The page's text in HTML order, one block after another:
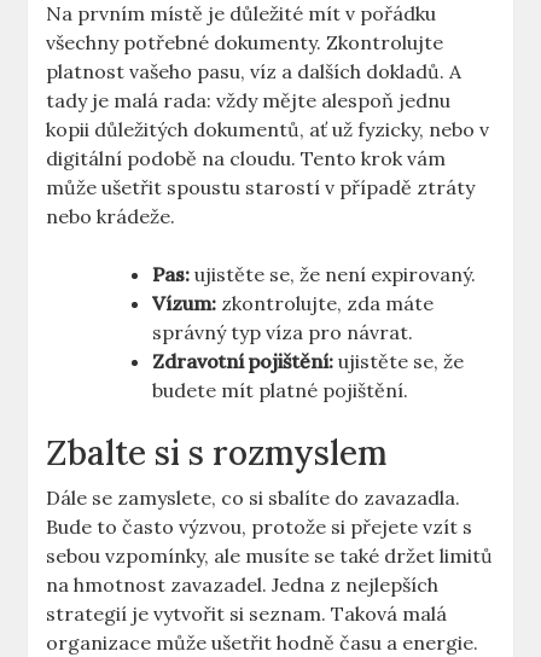
Na prvním ‍místě je důležité mít v pořádku
všechny​ potřebné dokumenty. Zkontrolujte
platnost vašeho​ pasu, víz a dalších dokladů. A⁣
tady je malá rada: vždy mějte alespoň jednu
kopii důležitých⁢ dokumentů, ať⁣ už fyzicky, nebo v
digitální podobě na cloudu. Tento krok vám
může ušetřit spoustu starostí v případě ztráty
nebo krádeže.
Pas: ujistěte​ se, ​že ‍není‌ expirovaný.
Vízum: zkontrolujte, zda ​máte
správný typ víza pro návrat.
Zdravotní pojištění: ujistěte se, že
budete mít‍ platné ‍pojištění.
Zbalte ⁤si s ‌rozmyslem
Dále‍ se zamyslete, co si sbalíte do zavazadla.
Bude to často výzvou, protože si přejete ‌vzít s
sebou vzpomínky, ale‍ musíte se ‍také držet limitů
na hmotnost zavazadel. Jedna z nejlepších
strategií je vytvořit si seznam. Taková malá⁣
organizace může ušetřit hodně času ​a energie.